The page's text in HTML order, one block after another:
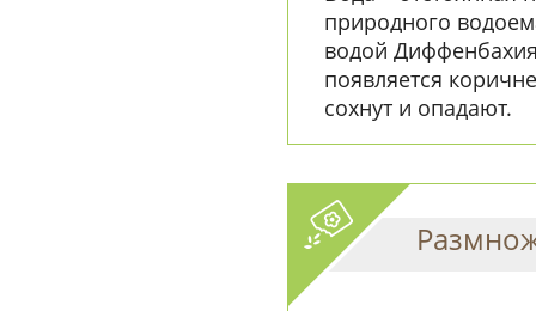
природного
водой
появляется
сохнут и опадают.